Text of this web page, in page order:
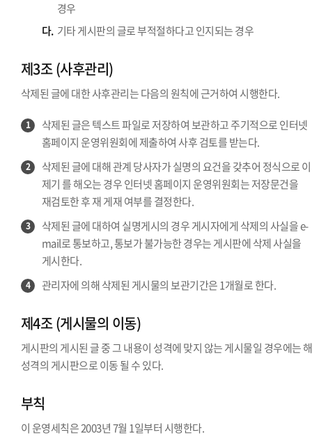
경우
다. 기타 게시판의 글로 부적절하다고 인지되는 경우
제3조 (사후관리)
삭제된 글에 대한 사후관리는 다음의 원칙에 근거하여 시행한다.
1
삭제된 글은 텍스트 파일로 저장하여 보관하고 주기적으로 인터넷
홈페이지 운영위원회에 제출하여 사후 검토를 받는다.
2
삭제된 글에 대해 관계 당사자가 실명의 요건을 갖추어 정식으로
제기 를 해오는 경우 인터넷 홈페이지 운영위원회는 저장문건을
재검토한 후 재 게재 여부를 결정한다.
3
삭제된 글에 대하여 실명게시의 경우 게시자에게 삭제의 사실을 e-
mail로 통보하고, 통보가 불가능한 경우는 게시판에 삭제 사실을
게시한다.
4 관리자에 의해 삭제된 게시물의 보관기간은 1개월로 한다.
제4조 (게시물의 이동)
게시판의 게시된 글 중 그 내용이 성격에 맞지 않는 게시물일 경우에는
성격의 게시판으로 이동 될 수 있다.
부칙
이 운영세칙은 2003년 7월 1일부터 시행한다.